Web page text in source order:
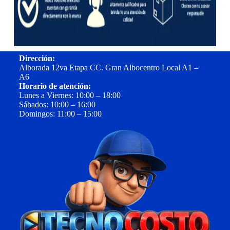
Dirección:
Alborada 12va Etapa CC. Gran Albocentro Local A1 –
A6
Horario de atención:
Lunes a Viernes: 10:00 – 18:00
Sábados: 10:00 – 16:00
Domingos: 11:00 – 15:00